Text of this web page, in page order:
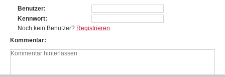
Benutzer
Kennwort
Noch kein Benutzer? Registrieren
Kommentar